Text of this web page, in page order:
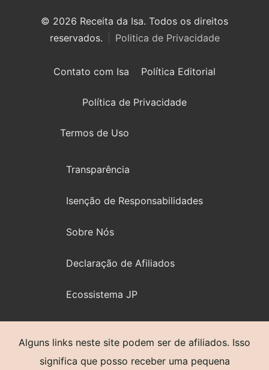
© 2026 Receita da Isa. Todos os direitos
reservados.
Politica de Privacidade
Contato com Isa Política Editorial
Política de Privacidade
Termos de Uso
Transparência
Isenção de Responsabilidades
Sobre Nós
Declaração de Afiliados
Ecossistema JP
Alguns links neste site podem ser de afiliados. Isso
significa que posso receber uma pequena